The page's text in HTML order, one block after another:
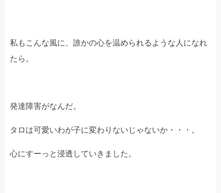
私もこんな風に、誰かの心を温められるような人になれ
たら。
発達障害がなんだ。
タロは可愛いわが子に変わりないじゃないか・・・。
心にすーっと浸透していきました。